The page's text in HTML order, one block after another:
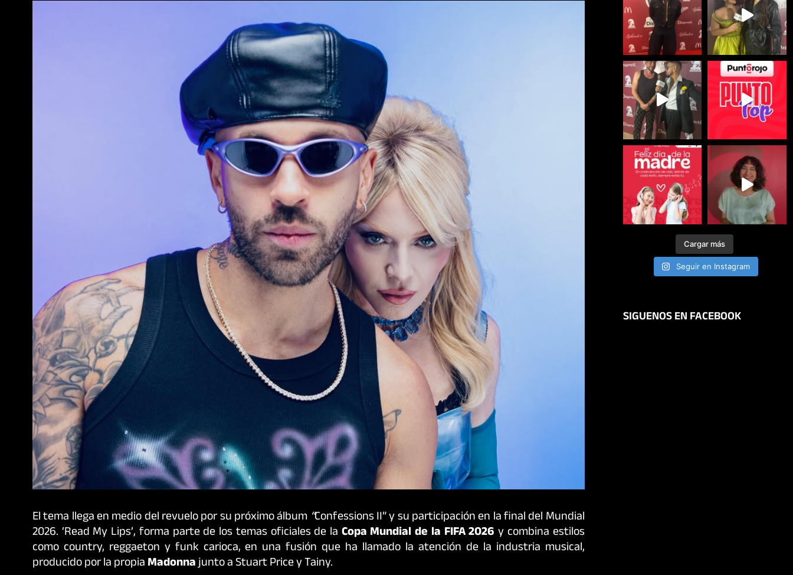
El tema llega en medio del revuelo por su próximo álbum “Confessions II” y su participación en la final del Mundial
2026. ‘Read My Lips’, forma parte de los temas oficiales de la Copa Mundial de la FIFA 2026 y combina estilos
como country, reggaeton y funk carioca, en una fusión que ha llamado la atención de la industria musical,
producido por la propiaMadonnajunto a Stuart Price y Tainy.
Cargar más
Seguir en Instagram
SIGUENOS EN FACEBOOK